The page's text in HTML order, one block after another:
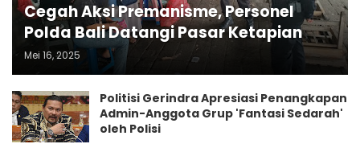
Cegah Aksi Premanisme, Personel
Polda Bali Datangi Pasar Ketapian
Mei 16, 2025
Politisi Gerindra Apresiasi Penangkapan
Admin-Anggota Grup 'Fantasi Sedarah'
oleh Polisi